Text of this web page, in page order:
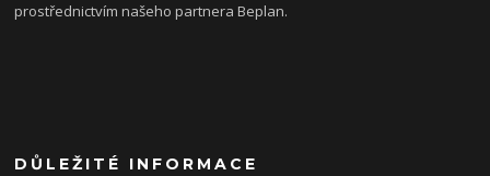
prostřednictvím našeho partnera Beplan.
DŮLEŽITÉ INFORMACE